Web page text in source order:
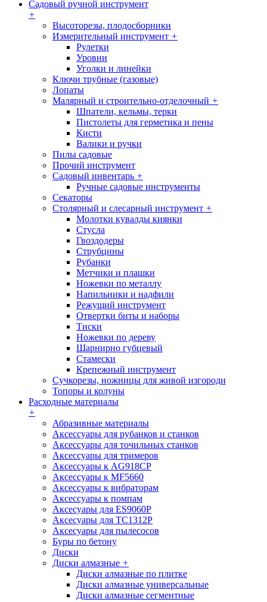
Садовый ручной инструмент
+
Высоторезы, плодосборники
Измерительный инструмент +
Рулетки
Уровни
Уголки и линейки
Ключи трубные (газовые)
Лопаты
Малярный и строительно-отделочный +
Шпатели, кельмы, терки
Пистолеты для герметика и пены
Кисти
Валики и ручки
Пилы садовые
Прочий инструмент
Садовый инвентарь +
Ручные садовые инструменты
Секаторы
Столярный и слесарный инструмент +
Молотки кувалды киянки
Стусла
Гвоздодеры
Струбцины
Рубанки
Метчики и плашки
Ножевки по металлу
Напильники и надфили
Режущий инструмент
Отвертки биты и наборы
Тиски
Ножевки по дереву
Шарнирно губцевый
Стамески
Крепежный инструмент
Сучкорезы, ножницы для живой изгороди
Топоры и колуны
Расходные материалы
+
Абразивные материалы
Аксессуары для рубанков и станков
Аксессуары для точильных станков
Аксессуары для тримеров
Аксессуары к AG918CP
Аксессуары к MF5660
Аксессуары к вибраторам
Аксессуары к помпам
Аксесуары для ES9060P
Аксесуары для TC1312P
Аксесуары для пылесосов
Буры по бетону
Диски
Диски алмазные +
Диски алмазные по плитке
Диски алмазные универсальные
Диски алмазные сегментные